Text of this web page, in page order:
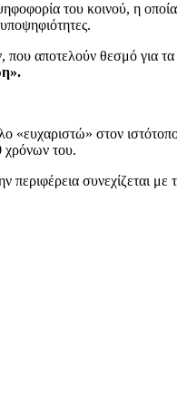
του κοινού, η
αποτελούν θεσμό για
στον
χρόνων του.
περιφέρεια συνεχίζεται